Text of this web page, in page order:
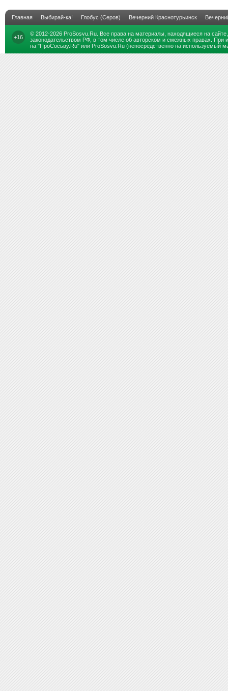
Главная Выбирай-ка! Глобус (Серов) Вечерний Краснотурьинск
+16
© 2012-2026 ProSosvu.Ru . Все права на материалы, находящиеся на
законодательством РФ, в том числе об авторском и смежных правах. При
на "ПроСосьву.Ru" или ProSosvu.Ru (непосредственно на используемый